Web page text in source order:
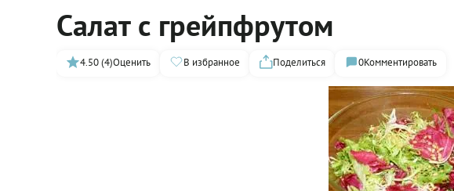
Салат с грейпфрутом
4.50 (4)Оценить В избранное Поделиться 0Комментировать